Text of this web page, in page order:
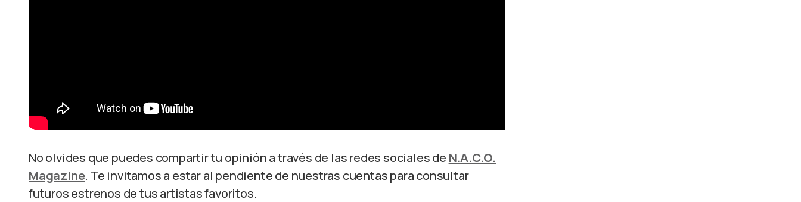
No olvides que puedes compartir tu opinión a través de las redes sociales de N.A.C.O.
Magazine. Te invitamos a estar al pendiente de nuestras cuentas para consultar
futuros estrenos de tus artistas favoritos.